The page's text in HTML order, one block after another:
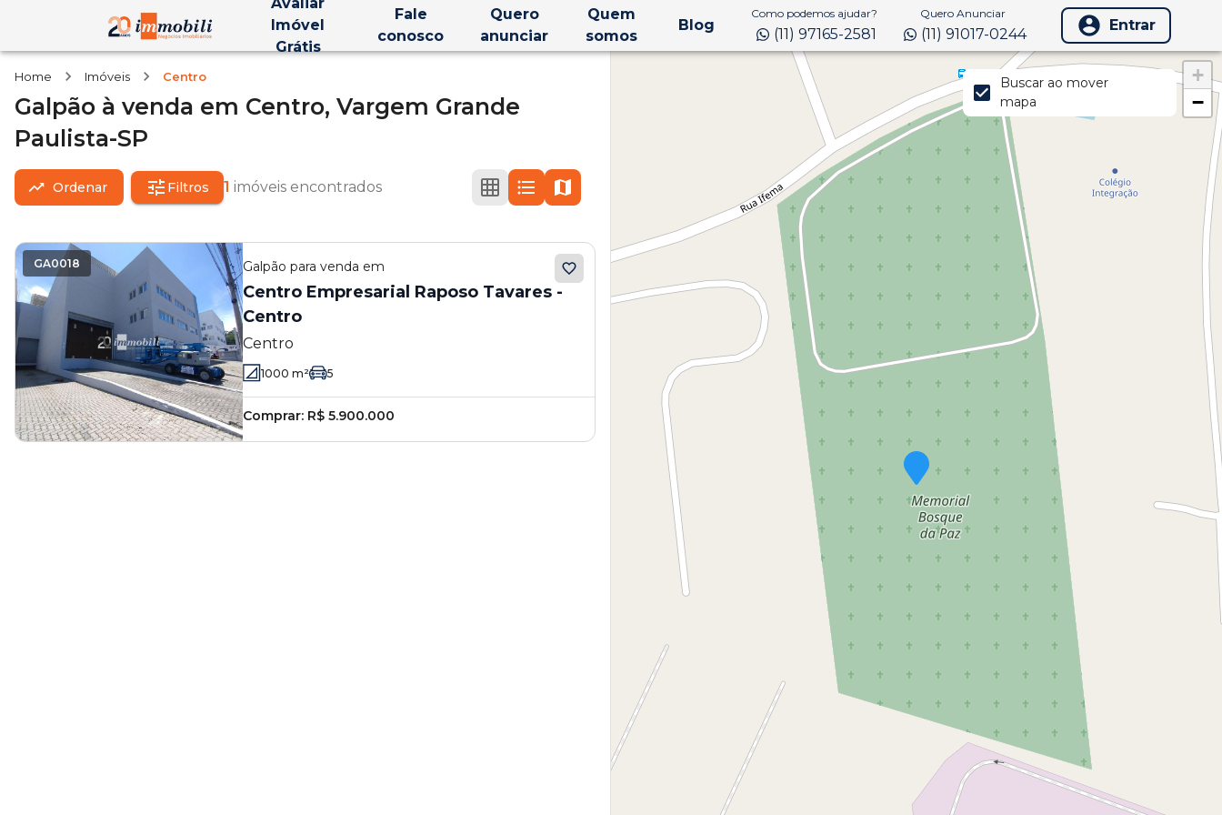
Imóvel
Grátis
Fale
conosco
Quero
anunciar
Quem
somos
Blog
Como podemos ajudar?
(11) 97165-2581
Quero Anunciar
(11) 91017-0244 Entrar
Home Imóveis Centro
Galpão à venda em Centro, Vargem Grande
Paulista-SP
Ordenar Filtros 1 imóveis encontrados
GA0018 Galpão para venda em
Centro Empresarial Raposo Tavares -
Centro
Centro
1000 m² 5
Comprar: R$ 5.900.000
+
−
Buscar ao mover
mapa